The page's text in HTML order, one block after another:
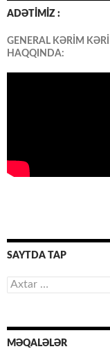
ADƏTİMİZ :
GENERAL KƏRİM
HAQQINDA:
SAYTDA TAP
Axtarış:
MƏQALƏLƏR